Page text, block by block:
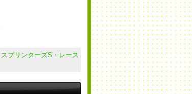
スプリンターズS・レース